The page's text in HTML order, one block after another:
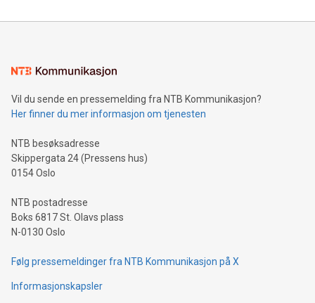
Vil du sende en pressemelding fra NTB Kommunikasjon?
Her finner du mer informasjon om tjenesten
NTB besøksadresse
Skippergata 24 (Pressens hus)
0154 Oslo
NTB postadresse
Boks 6817 St. Olavs plass
N-0130 Oslo
Følg pressemeldinger fra NTB Kommunikasjon på X
Informasjonskapsler